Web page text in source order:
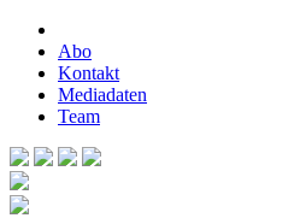
Abo
Kontakt
Mediadaten
Team